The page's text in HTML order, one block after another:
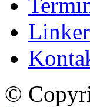
Linker
©